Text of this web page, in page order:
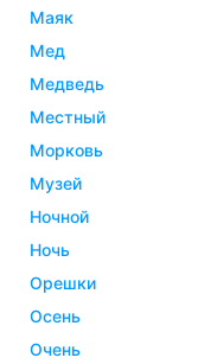
маяк
мед
медведь
местный
морковь
музей
ночной
ночь
орешки
осень
очень